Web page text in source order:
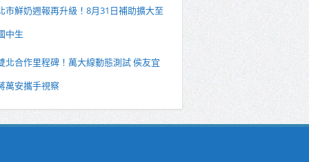
市鮮奶週報再升級！8月31日補助擴大至
中生
北合作里程碑！萬大線動態測試 侯友宜
萬安攜手視察